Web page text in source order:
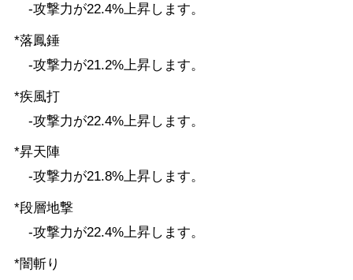
-攻撃力が22.4%上昇します。
*落鳳錘
-攻撃力が21.2%上昇します。
*疾風打
-攻撃力が22.4%上昇します。
*昇天陣
-攻撃力が21.8%上昇します。
*段層地撃
-攻撃力が22.4%上昇します。
*闇斬り